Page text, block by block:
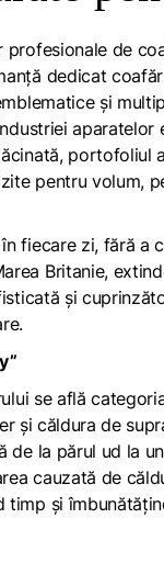
de
dedicat
și
aparatelor
portofoliul
pentru volum,
fiecare zi, fără a
Britanie,
și
se află
și căldura de
de la părul ud la
cauzată de
și